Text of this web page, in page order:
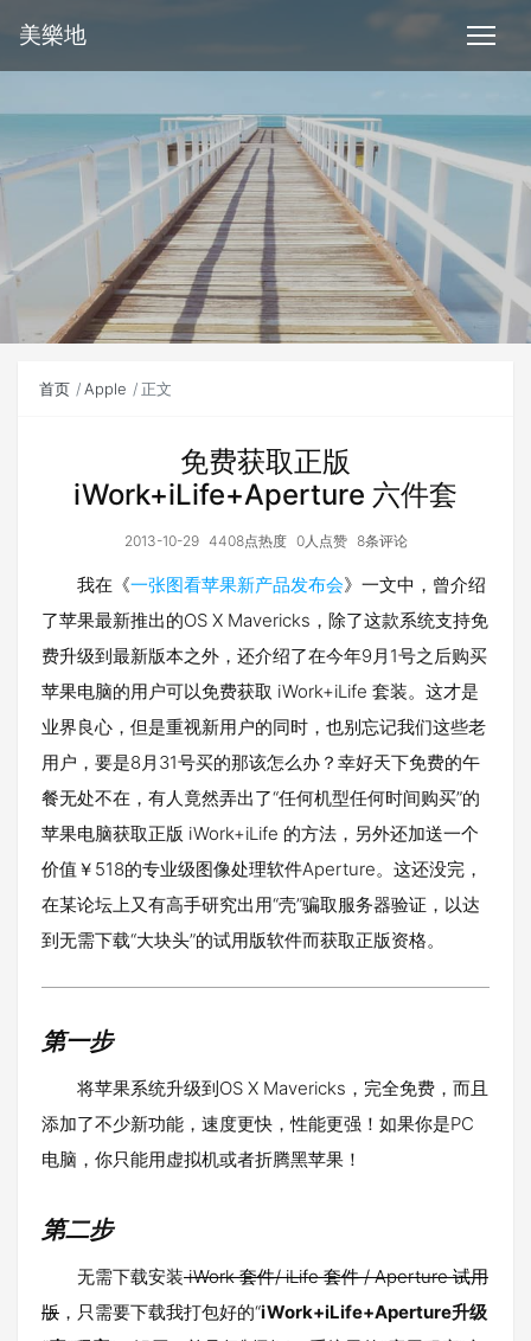
美樂地
首页 Apple 正文
免费获取正版
iWork+iLife+Aperture 六件套
2013-10-29 4408点热度 0人点赞 8条评论
我在《一张图看苹果新产品发布会》一文中，曾介绍
了苹果最新推出的OS X Mavericks，除了这款系统支持免
费升级到最新版本之外，还介绍了在今年9月1号之后购买
苹果电脑的用户可以免费获取 iWork+iLife 套装。这才是
业界良心，但是重视新用户的同时，也别忘记我们这些老
用户，要是8月31号买的那该怎么办？幸好天下免费的午
餐无处不在，有人竟然弄出了“任何机型任何时间购买”的
苹果电脑获取正版 iWork+iLife 的方法，另外还加送一个
价值￥518的专业级图像处理软件Aperture。这还没完，
在某论坛上又有高手研究出用“壳”骗取服务器验证，以达
到无需下载“大块头”的试用版软件而获取正版资格。
第一步
将苹果系统升级到OS X Mavericks，完全免费，而且
添加了不少新功能，速度更快，性能更强！如果你是PC
电脑，你只能用虚拟机或者折腾黑苹果！
第二步
无需下载安装iWork 套件/ iLife 套件 / Aperture 试用
版 ，只需要下载我打包好的“iWork+iLife+Aperture升级